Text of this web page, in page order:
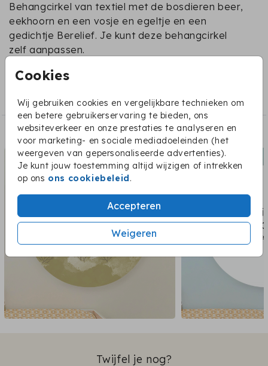
Cookies
Wij gebruiken cookies en vergelijkbare technieken om
een betere gebruikerservaring te bieden, ons
websiteverkeer en onze prestaties te analyseren en
voor marketing- en sociale mediadoeleinden (het
weergeven van gepersonaliseerde advertenties).
Je kunt jouw toestemming altijd wijzigen of intrekken
op ons ons cookiebeleid.
Accepteren
Weigeren
Behangcirkel van textiel met de bosdieren beer,
eekhoorn en een vosje en egeltje en een
gedichtje Berelief. Je kunt deze behangcirkel
zelf aanpassen.
Collectie
Textielcirkels
Dit vind je misschien ook leuk:
Twijfel je nog?